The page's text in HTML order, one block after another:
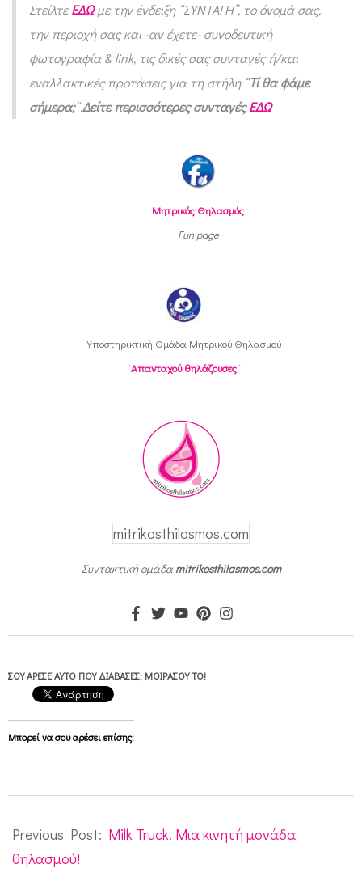
ΣτείλτεΕΔΩμε την ένδειξη “ΣΥΝΤΑΓΗ”, το όνομά σας,
την περιοχή σας και -αν έχετε- συνοδευτική
φωτογραφία & link, τις δικές σας συνταγές ή/και
εναλλακτικές προτάσεις για τη στήλη “Τί θα φάμε
σήμερα;“.Δείτε περισσότερες συνταγέςΕΔΩ
Μητρικός Θηλασμός
Fun page
Υποστηρικτική Oμάδα Μητρικού Θηλασμού
“Απανταχού θηλάζουσες“
mitrikosthilasmos.com
Συντακτική ομάδαmitrikosthilasmos.com
ΣΟΥ ΆΡΕΣΕ ΑΥΤΌ ΠΟΥ ΔΙΆΒΑΣΕΣ; ΜΟΙΡΆΣΟΥ ΤΟ!
Μπορεί να σου αρέσει επίσης:
04-
20
Previous Post: Milk Truck. Μια κινητή μονάδα
θηλασμού!